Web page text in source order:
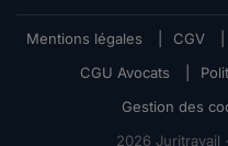
Mentions légales CGV
CGU Avocats
Gestion des
2026 Juritravail